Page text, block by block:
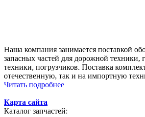
Наша компания занимается поставкой
запасных частей для дорожной техники,
техники, погрузчиков. Поставка
отечественную, так и на импортную
Читать подробнее
Карта сайта
Каталог запчастей: